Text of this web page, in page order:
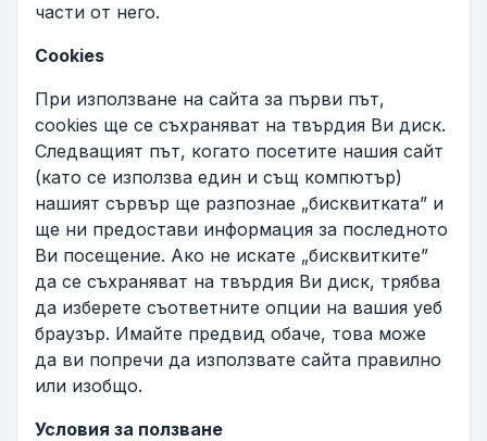
части от него.
Cookies
При използване на сайта за първи път,
cookies ще се съхраняват на твърдия Ви диск.
Следващият път, когато посетите нашия сайт
(като се използва един и същ компютър)
нашият сървър ще разпознае „бисквитката” и
ще ни предостави информация за последното
Ви посещение. Ако не искате „бисквитките”
да се съхраняват на твърдия Ви диск, трябва
да изберете съответните опции на вашия уеб
браузър. Имайте предвид обаче, това може
да ви попречи да използвате сайта правилно
или изобщо.
Условия за ползване